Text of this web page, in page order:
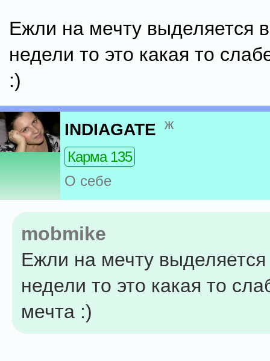
Ежли на мечту выделяется
недели то это какая то
:)
INDIAGATE ж
Карма 135
О себе
mobmike
Ежли на мечту выделяется
недели то это какая то
мечта :)